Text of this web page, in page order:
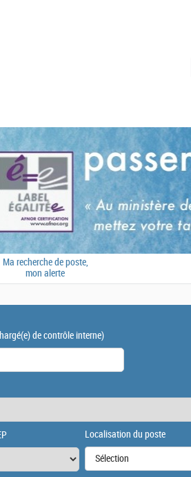
Ma recherche de poste,
mon alerte
de contrôle interne)
Localisation du poste
Sélection